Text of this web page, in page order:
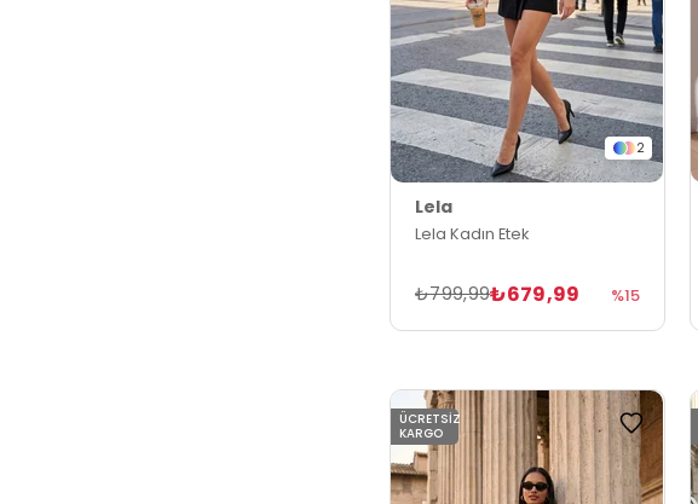
2
Lela
Lela Kadın Etek
₺679,99
₺799,99 %15
ÜCRETSIZ
KARGO